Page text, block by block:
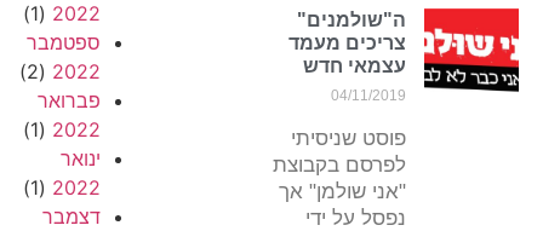
ה"שולמנים"
צריכים מעמד
עצמאי חדש
04/11/2019
פוסט שניסיתי
לפרסם בקבוצת
"אני שולמן" אך
נפסל על ידי
2022
(1)
ספטמבר
2022
(2)
פברואר
2022
(1)
ינואר
2022
(1)
דצמבר